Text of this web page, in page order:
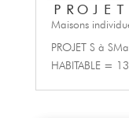
Maisons
PROJET S à
HABITABLE =